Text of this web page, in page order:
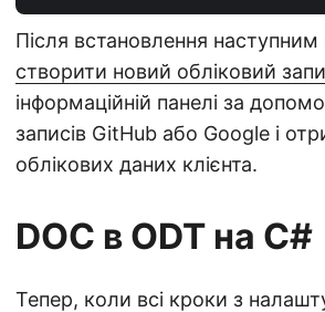
Після встановлення
створити новий обліковий
інформаційній панелі за
записів GitHub або Google і
облікових даних клієнта.
DOC в ODT на C#
Тепер, коли всі кроки з